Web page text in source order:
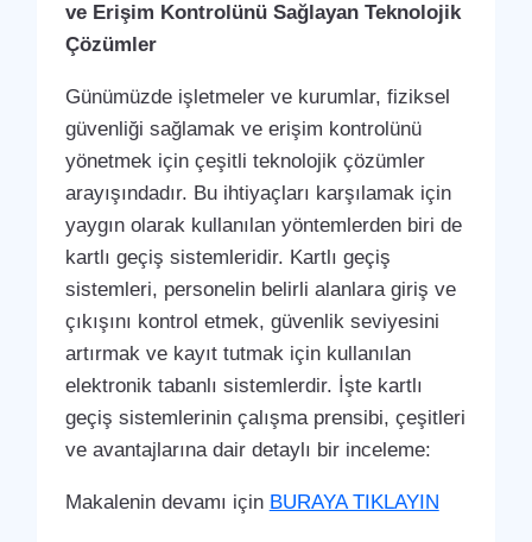
ve Erişim Kontrolünü Sağlayan Teknolojik
Çözümler
Günümüzde işletmeler ve kurumlar, fiziksel
güvenliği sağlamak ve erişim kontrolünü
yönetmek için çeşitli teknolojik çözümler
arayışındadır. Bu ihtiyaçları karşılamak için
yaygın olarak kullanılan yöntemlerden biri de
kartlı geçiş sistemleridir. Kartlı geçiş
sistemleri, personelin belirli alanlara giriş ve
çıkışını kontrol etmek, güvenlik seviyesini
artırmak ve kayıt tutmak için kullanılan
elektronik tabanlı sistemlerdir. İşte kartlı
geçiş sistemlerinin çalışma prensibi, çeşitleri
ve avantajlarına dair detaylı bir inceleme:
Makalenin devamı için BURAYA TIKLAYIN